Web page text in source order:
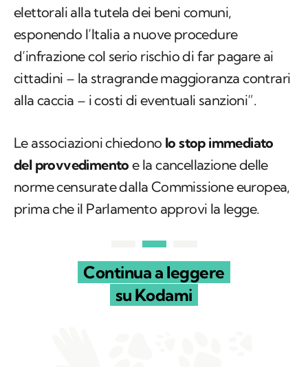
elettorali alla tutela dei beni comuni,
esponendo l’Italia a nuove procedure
d’infrazione col serio rischio di far pagare ai
cittadini – la stragrande maggioranza contrari
alla caccia – i costi di eventuali sanzioni”.
Le associazioni chiedono lo stop immediato
del provvedimento e la cancellazione delle
norme censurate dalla Commissione europea,
prima che il Parlamento approvi la legge.
Continua a leggere
su Kodami